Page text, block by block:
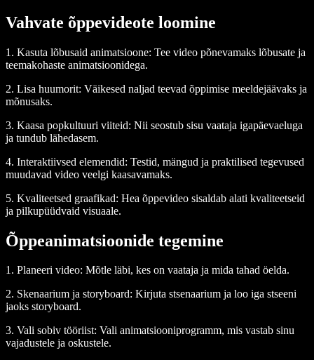
Vahvate õppevideote loomine
1. Kasuta lõbusaid animatsioone: Tee video põnevamaks lõbusate ja
teemakohaste animatsioonidega.
2. Lisa huumorit: Väikesed naljad teevad õppimise meeldejäävaks ja
mõnusaks.
3. Kaasa popkultuuri viiteid: Nii seostub sisu vaataja igapäevaeluga
ja tundub lähedasem.
4. Interaktiivsed elemendid: Testid, mängud ja praktilised tegevused
muudavad video veelgi kaasavamaks.
5. Kvaliteetsed graafikad: Hea õppevideo sisaldab alati kvaliteetseid
ja pilkupüüdvaid visuaale.
Õppeanimatsioonide tegemine
1. Planeeri video: Mõtle läbi, kes on vaataja ja mida tahad öelda.
2. Skenaarium ja storyboard: Kirjuta stsenaarium ja loo iga stseeni
jaoks storyboard.
3. Vali sobiv tööriist: Vali animatsiooniprogramm, mis vastab sinu
vajadustele ja oskustele.